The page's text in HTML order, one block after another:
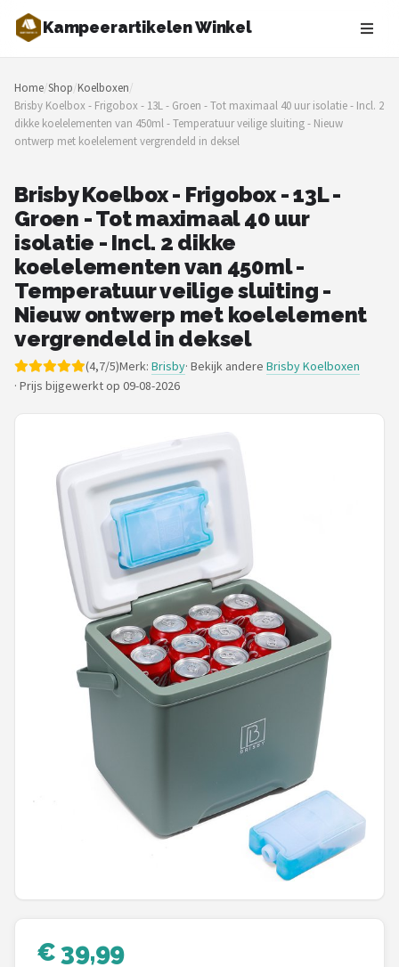
Kampeerartikelen Winkel
Zoeken
NAVIGATIE
Shop
Blog
Tenten
Slaapzakken
Slaapmatten
Koelboxen
POPULAIRE MERKEN
Intex
KOEL
Eurotrail
LifeGoods
Bo-Camp
Campingaz
Home/Shop/Koelboxen/
Brisby Koelbox - Frigobox - 13L - Groen - Tot maximaal 40 uur isolatie - Incl. 2
dikke koelelementen van 450ml - Temperatuur veilige sluiting - Nieuw
ontwerp met koelelement vergrendeld in deksel
Brisby Koelbox - Frigobox - 13L -
Groen - Tot maximaal 40 uur
isolatie - Incl. 2 dikke
koelelementen van 450ml -
Temperatuur veilige sluiting -
Nieuw ontwerp met koelelement
vergrendeld in deksel
(4,7/5)Merk: Brisby· Bekijk andere Brisby Koelboxen
· Prijs bijgewerkt op 09-08-2026
€ 39,99